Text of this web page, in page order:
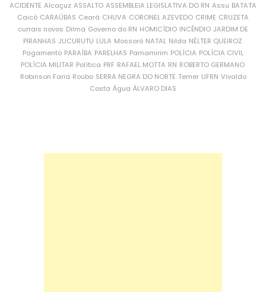
ACIDENTE Alcaçuz ASSALTO ASSEMBLEIA LEGISLATIVA DO RN Assu BATATA
Caicó CARAÚBAS Ceará CHUVA CORONEL AZEVEDO CRIME CRUZETA
currais novos Dilma Governo do RN HOMICÍDIO INCÊNDIO JARDIM DE
PIRANHAS JUCURUTU LULA Mossoró NATAL Nilda NÉLTER QUEIROZ
Pagamento PARAÍBA PARELHAS Parnamirim POLÍCIA POLÍCIA CIVIL
POLÍCIA MILITAR Política PRF RAFAEL MOTTA RN ROBERTO GERMANO
Robinson Faria Roubo SERRA NEGRA DO NORTE Temer UFRN Vivaldo
Costa Água ÁLVARO DIAS